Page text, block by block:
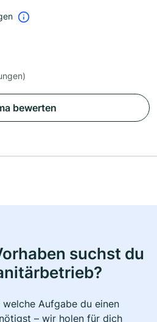
bewerten
suchst du
Aufgabe du einen
– wir holen für dich